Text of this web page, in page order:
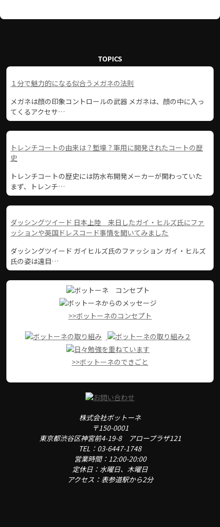
TOPICS
１分で魅力的になる似合うメガネの法則
メガネは顔の印象コントロールの武器 メガネは、顔の中に入っ
てくるアクセサ…
トレンチコートの由来は？塹壕？軍用に開発されたコートの歴
史
トレンチコートの歴史には防水布開発メーカーが関わっていた
まず、トレンチ…
ダッシングツイード 日本上陸 来日したガイ・ヒルズ氏にファ
ッションや英国ドレスコード事情を聞いてみました
ダッシングツイード ガイヒルズ氏のファッション ガイ・ヒルズ
氏の姿は遠目…
>>ボットーネのコンセプト
>>ボットーネのできごと
株式会社ボットーネ
〒150-0001
東京都渋谷区神宮前4-19-8 アロープラザ121
TEL：03-6447-1748
営業時間：12:00-20:00
定休日：水曜日、木曜日
アクセス：表参道駅から2分